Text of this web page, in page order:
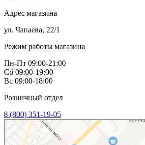
Адрес магазина
ул. Чапаева, 22/1
Режим работы магазина
Пн-Пт 09:00-21:00
Сб 09:00-19:00
Вс 09:00-18:00
Розничный отдел
8 (800) 351-19-05